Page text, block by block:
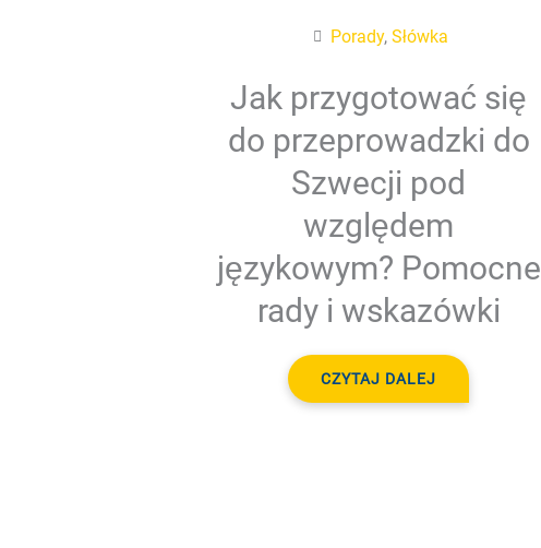
Porady, Słówka
Jak przygotować się
do przeprowadzki do
Szwecji pod
względem
językowym? Pomocne
rady i wskazówki
CZYTAJ DALEJ